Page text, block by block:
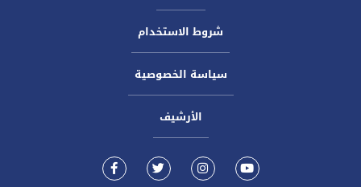
شروط الاستخدام
سياسة الخصوصية
الأرشيف